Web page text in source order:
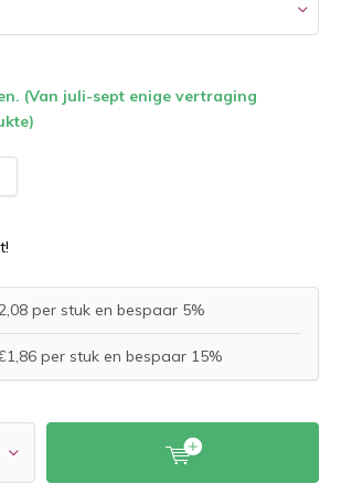
(Van juli-sept enige vertraging
per stuk en bespaar 5%
per stuk en bespaar 15%